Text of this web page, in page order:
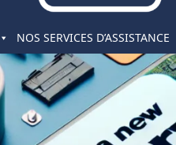
NOS SERVICES D’ASSISTANCE